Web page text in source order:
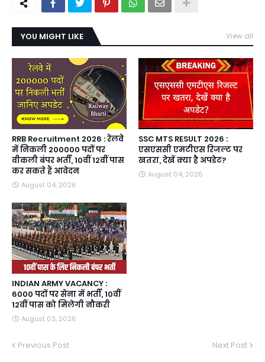
YOU MIGHT LIKE View all
RRB Recruitment 2026 : रेलवे
में निकली 200000 पदों पर
वीकली बंपर भर्ती, 10वीं 12वीं पास
कर सकते हैं आवेदन
August 04, 2026
SSC MTS RESULT 2026 :
एसएससी एमटीएस रिजल्ट पर
खतरा, देखें क्या है अपडेट?
August 04, 2026
INDIAN ARMY VACANCY :
6000 पदों पर सेना में भर्ती, 10वीं
12वीं पास को मिलेगी नौकरी
August 03, 2026
Previous Post Next Post